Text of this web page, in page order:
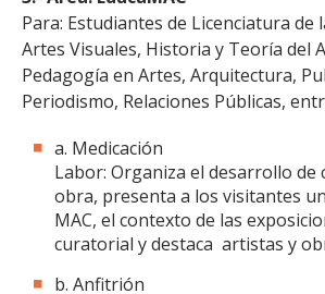
Para: Estudiantes de Licenciatura de
Artes Visuales, Historia y Teoría del
Pedagogía en Artes, Arquitectura,
Periodismo, Relaciones Públicas,
a. Medicación
Labor: Organiza el desarrollo
obra, presenta a los visitantes
MAC, el contexto de las
curatorial y destaca artistas y
b. Anfitrión